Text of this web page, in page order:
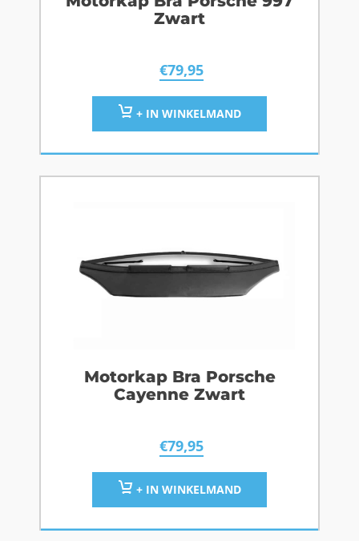
Zwart
€79,95
+ IN WINKELMAND
Motorkap Bra Porsche
Cayenne Zwart
€79,95
+ IN WINKELMAND